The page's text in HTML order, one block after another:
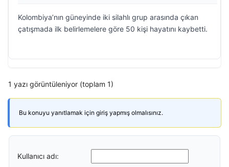
Kolombiya’nın güneyinde iki silahlı grup arasında çıkan
çatışmada ilk belirlemelere göre 50 kişi hayatını kaybetti.
1 yazı görüntüleniyor (toplam 1)
Bu konuyu yanıtlamak için giriş yapmış olmalısınız.
Kullanıcı adı: